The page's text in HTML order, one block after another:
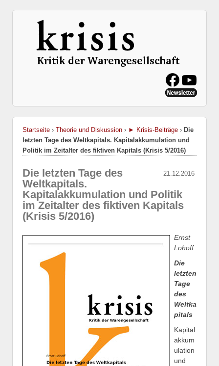
Startseite › Theorie und Diskussion › ► Krisis-Beiträge › Die
letzten Tage des Weltkapitals. Kapitalakkumulation und
Politik im Zeitalter des fiktiven Kapitals (Krisis 5/2016)
21.12.2016
Die letzten Tage des
Weltkapitals.
Kapitalakkumulation und Politik
im Zeitalter des fiktiven Kapitals
(Krisis 5/2016)
Ernst
Lohoff
Die
letzten
Tage
des
Weltka
pitals
Kapital
akkum
ulation
und